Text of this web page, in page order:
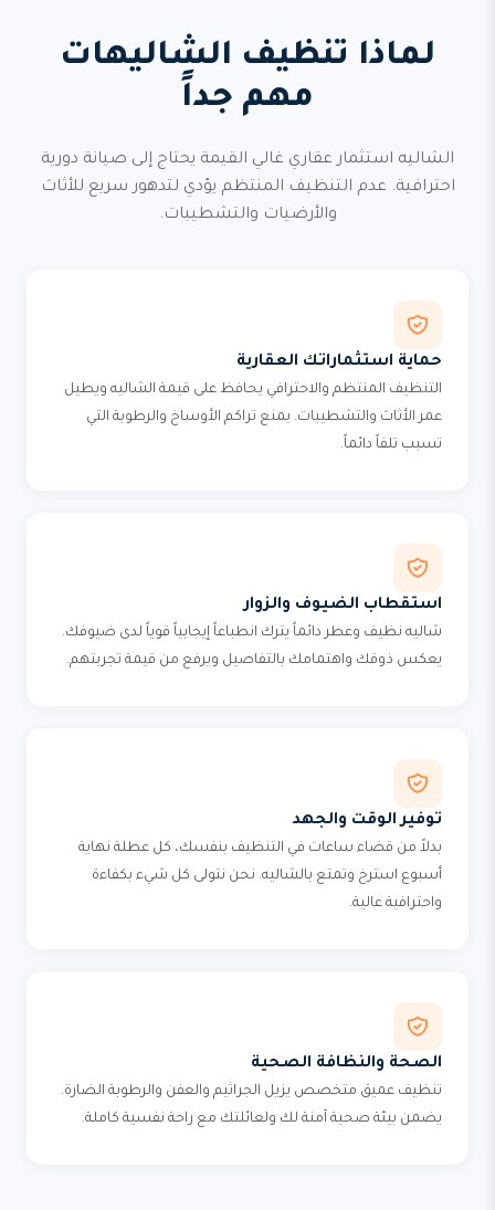
لماذا تنظيف الشاليهات
مهم جداً
الشاليه استثمار عقاري غالي القيمة يحتاج إلى صيانة دورية
احترافية. عدم التنظيف المنتظم يؤدي لتدهور سريع للأثاث
والأرضيات والتشطيبات.
حماية استثماراتك العقارية
التنظيف المنتظم والاحترافي يحافظ على قيمة الشاليه ويطيل
عمر الأثاث والتشطيبات. يمنع تراكم الأوساخ والرطوبة التي
تسبب تلفاً دائماً.
استقطاب الضيوف والزوار
شاليه نظيف وعطر دائماً يترك انطباعاً إيجابياً قوياً لدى ضيوفك.
يعكس ذوقك واهتمامك بالتفاصيل ويرفع من قيمة تجربتهم.
توفير الوقت والجهد
بدلاً من قضاء ساعات في التنظيف بنفسك، كل عطلة نهاية
أسبوع استرخ وتمتع بالشاليه. نحن نتولى كل شيء بكفاءة
واحترافية عالية.
الصحة والنظافة الصحية
تنظيف عميق متخصص يزيل الجراثيم والعفن والرطوبة الضارة.
يضمن بيئة صحية آمنة لك ولعائلتك مع راحة نفسية كاملة.